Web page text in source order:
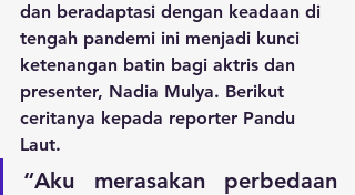
dan beradaptasi dengan keadaan di
tengah pandemi ini menjadi kunci
ketenangan batin bagi aktris dan
presenter, Nadia Mulya. Berikut
ceritanya kepada reporter Pandu
Laut.
“Aku merasakan perbedaan